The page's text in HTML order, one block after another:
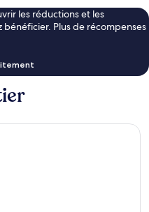
les réductions et les
Plus de récompenses